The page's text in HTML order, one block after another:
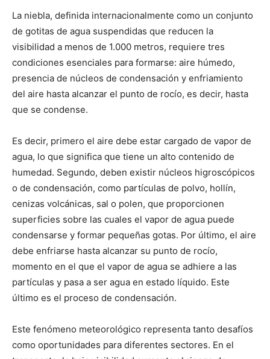
La niebla, definida internacionalmente como un conjunto
de gotitas de agua suspendidas que reducen la
visibilidad a menos de 1.000 metros, requiere tres
condiciones esenciales para formarse: aire húmedo,
presencia de núcleos de condensación y enfriamiento
del aire hasta alcanzar el punto de rocío, es decir, hasta
que se condense.
Es decir, primero el aire debe estar cargado de vapor de
agua, lo que significa que tiene un alto contenido de
humedad. Segundo, deben existir núcleos higroscópicos
o de condensación, como partículas de polvo, hollín,
cenizas volcánicas, sal o polen, que proporcionen
superficies sobre las cuales el vapor de agua puede
condensarse y formar pequeñas gotas. Por último, el aire
debe enfriarse hasta alcanzar su punto de rocío,
momento en el que el vapor de agua se adhiere a las
partículas y pasa a ser agua en estado líquido. Este
último es el proceso de condensación.
Este fenómeno meteorológico representa tanto desafíos
como oportunidades para diferentes sectores. En el